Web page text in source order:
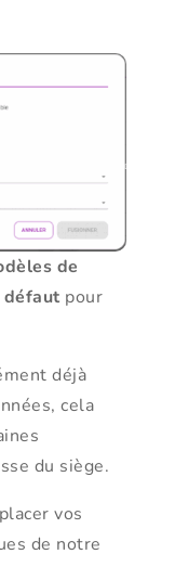
de
défaut pour
déjà
cela
du siège.
vos
de notre